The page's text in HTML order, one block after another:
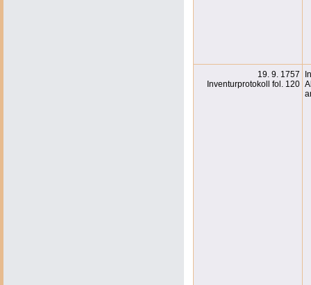
19. 9. 1757
Inventurprotokoll fol. 120